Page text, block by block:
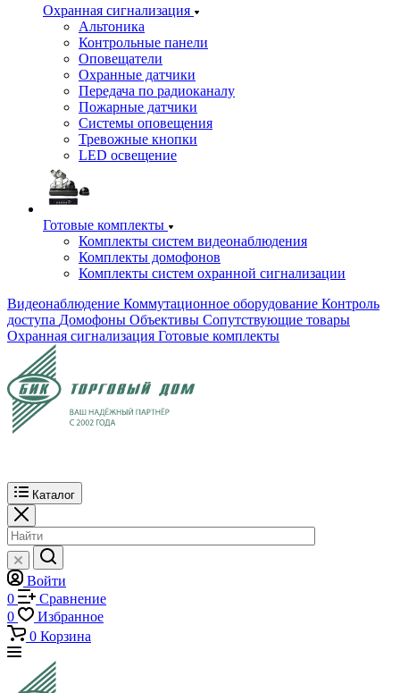
Охранная сигнализация
Альтоника
Контрольные панели
Оповещатели
Охранные датчики
Передача по радиоканалу
Пожарные датчики
Системы оповещения
Тревожные кнопки
LED освещение
Готовые комплекты
Комплекты систем видеонаблюдения
Комплекты домофонов
Комплекты систем охранной сигнализации
Видеонаблюдение Коммутационное оборудование Контроль
доступа Домофоны Объективы Сопутствующие товары
Охранная сигнализация Готовые комплекты
Каталог
Войти
0
Сравнение
0
Избранное
0 Корзина